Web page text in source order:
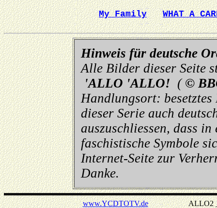
My Family
WHAT A
Hinweis für deutsche
Alle Bilder dieser Seite
'ALLO 'ALLO! ( ©
Handlungsort:
dieser Serie auch
auszuschliessen, dass in
faschistische Symbole
Internet-Seite zur
Danke.
www.YCDTOTV.deALLO2 _